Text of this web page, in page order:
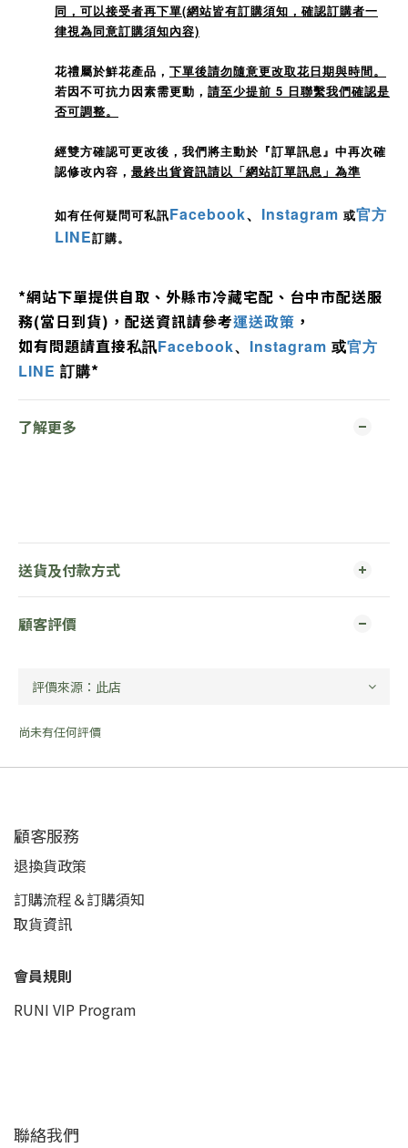
同，可以接受者再下單(網站皆有訂購須知，確認訂購者一
律視為同意訂購須知內容)
花禮屬於鮮花產品， 下單後請勿隨意更改取花日期與時間。
若因不可抗力因素需更動， 請至少提前 5 日聯繫我們確認是
否可調整。
經雙方確認可更改後，我們將主動於『訂單訊息』中再次確
認修改內容， 最終出貨資訊請以「網站訂單訊息」為準
如有任何疑問可私訊Facebook、 Instagram 或官方
LINE訂購。
*網站下單提供自取、外縣市冷藏宅配、 台中市配送服
務(當日到貨)，配送資訊請參考運送政策 ，
如有問題請直接私訊Facebook、 Instagram 或官方
LINE 訂購*
了解更多
送貨及付款方式
顧客評價
尚未有任何評價
顧客服務
退換貨政策
訂購流程＆訂購須知
取貨資訊
會員規則
RUNI VIP Program
聯絡我們